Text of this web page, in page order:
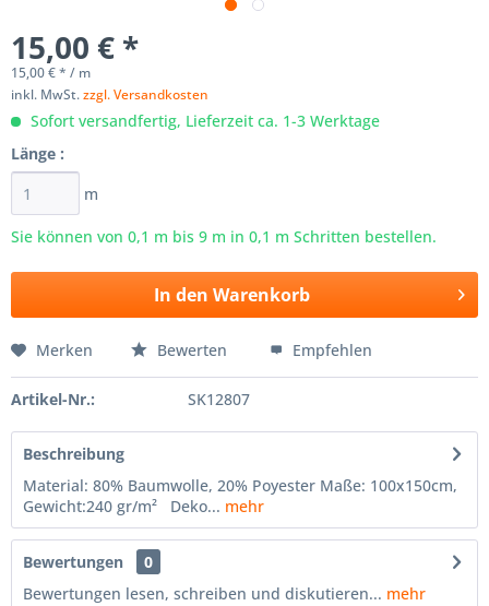
15,00 € *
15,00 € * / m
inkl. MwSt.zzgl. Versandkosten
Sofort versandfertig, Lieferzeit ca. 1-3 Werktage
Länge :
m
Sie können von 0,1 m bis 9 m in 0,1 m Schritten bestellen.
In den Warenkorb
Merken Bewerten Empfehlen
Artikel-Nr.: SK12807
Beschreibung
Material: 80% Baumwolle, 20% Poyester Maße: 100x150cm,
Gewicht:240 gr/m² Deko... mehr
Bewertungen
0
Bewertungen lesen, schreiben und diskutieren... mehr